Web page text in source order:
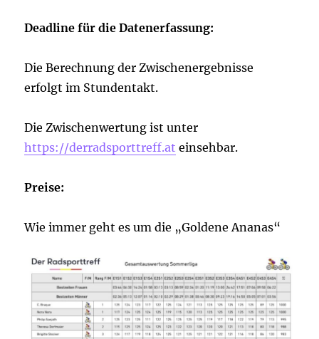
Deadline für die Datenerfassung:
Die Berechnung der Zwischenergebnisse
erfolgt im Stundentakt.
Die Zwischenwertung ist unter
https://derradsporttreff.at einsehbar.
Preise:
Wie immer geht es um die „Goldene Ananas“